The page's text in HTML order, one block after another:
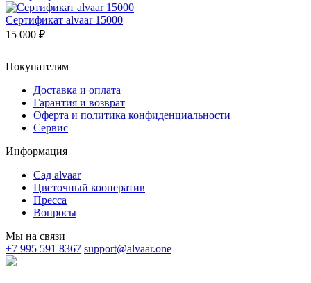
Сертификат alvaar 15000
15 000 ₽
Покупателям
Доставка и оплата
Гарантия и возврат
Оферта и политика конфиденциальности
Сервис
Информация
Сад alvaar
Цветочный кооператив
Пресса
Вопросы
Мы на связи
+7 995 591 8367 support@alvaar.one